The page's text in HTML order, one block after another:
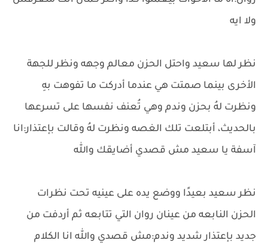
ولا ايه
نظر لها سعيد واحتل الحزن معالم وجهه ونظر للجهة
الأخرى بينما صمتت هي عندما أدركت ما تفوهت بهِ
ونظرت لهُ بحزن وندم وهي تُعنف نفسها على تسرعها
بالحديث، أبتلعت تلك الغصه ونظرت لهُ وقالت بإعتذار:انا
آسفة يا سعيد مش قصدي أضايقك والله
نظر سعيد بعيدًا ووضع يده على عينيه تحت نظرات
الحزن النابعه من عينان روان التي تتابعه ثم أردفت من
جديد بإعتذار شديد وندم:مش قصدي والله انا الكلام